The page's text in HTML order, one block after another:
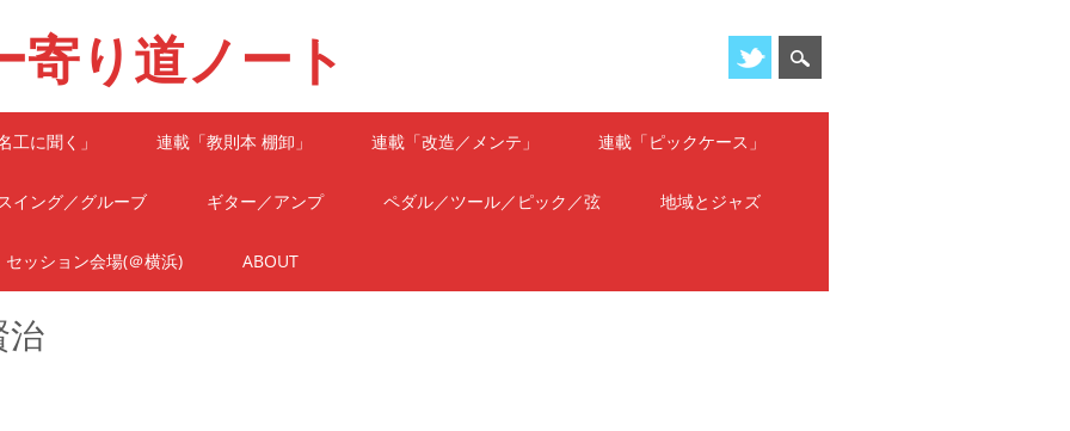
寄り道ノート
工に聞く」 連載「教則本 棚卸」 連載「改造／メンテ」 連載「ピックケース」
イング／グルーブ ギター／アンプ ペダル／ツール／ピック／弦 地域とジャズ
セッション会場(＠横浜) ABOUT
治